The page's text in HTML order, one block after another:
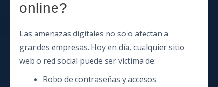
online?
Las amenazas digitales no solo afectan a
grandes empresas. Hoy en día, cualquier sitio
web o red social puede ser víctima de:
Robo de contraseñas y accesos